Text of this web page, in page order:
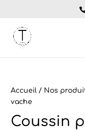
Accueil / Nos
vache
Coussin